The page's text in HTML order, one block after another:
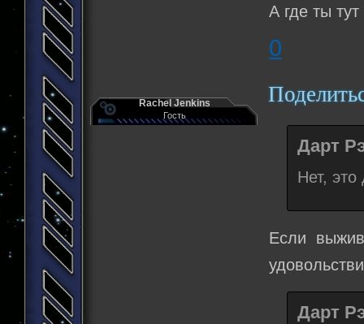
А где ты
0
Rachel Jenkins
Гость
Дарт
Нет, это
Если
Дарт